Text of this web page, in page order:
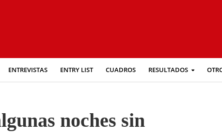
ENTREVISTAS ENTRY LIST CUADROS RESULTADOS
noches sin